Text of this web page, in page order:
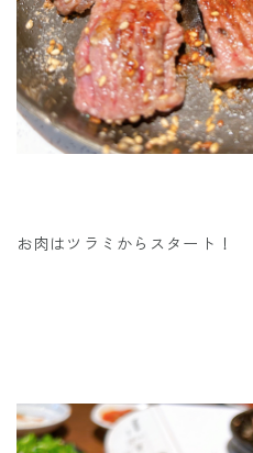
お肉はツラミからスタート！